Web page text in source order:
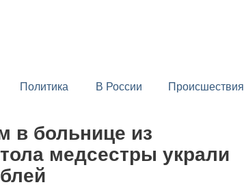
Политика В России Происшествия
в больнице из
медсестры украли